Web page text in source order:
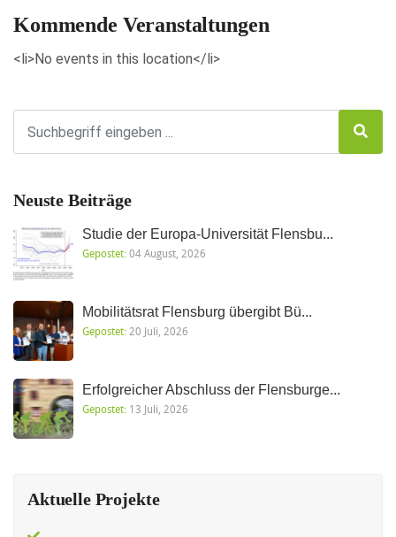
Kommende Veranstaltungen
<li>No events in this location</li>
Neuste Beiträge
Studie der Europa-Universität Flensbu...
Gepostet:04 August, 2026
Mobilitätsrat Flensburg übergibt Bü...
Gepostet: 20 Juli, 2026
Erfolgreicher Abschluss der Flensburge...
Gepostet: 13 Juli, 2026
Aktuelle Projekte